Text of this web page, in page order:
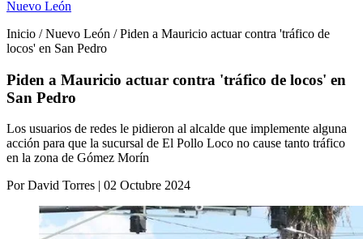
Nuevo León
Inicio / Nuevo León / Piden a Mauricio actuar contra 'tráfico de
locos' en San Pedro
Piden a Mauricio actuar contra 'tráfico de locos' en
San Pedro
Los usuarios de redes le pidieron al alcalde que implemente alguna
acción para que la sucursal de El Pollo Loco no cause tanto tráfico
en la zona de Gómez Morín
Por David Torres | 02 Octubre 2024